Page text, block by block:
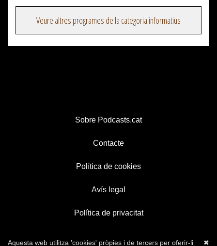
Veure altres programes de la categoria informatius
Sobre Podcasts.cat
Contacte
Política de cookies
Avís legal
Política de privacitat
✖
Aquesta web utilitza 'cookies' pròpies i de tercers per oferir-li